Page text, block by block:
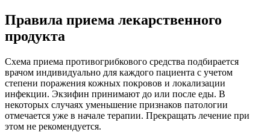
Правила приема лекарственного
продукта
Схема приема противогрибкового средства подбирается
врачом индивидуально для каждого пациента с учетом
степени поражения кожных покровов и локализации
инфекции. Экзифин принимают до или после еды. В
некоторых случаях уменьшение признаков патологии
отмечается уже в начале терапии. Прекращать лечение при
этом не рекомендуется.